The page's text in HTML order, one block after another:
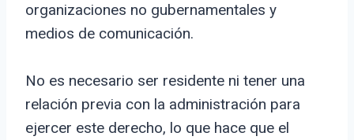
organizaciones no gubernamentales y
medios de comunicación.
No es necesario ser residente ni tener una
relación previa con la administración para
ejercer este derecho, lo que hace que el